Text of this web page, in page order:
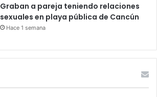
Graban a pareja teniendo relaciones
sexuales en playa pública de Cancún
Hace 1 semana